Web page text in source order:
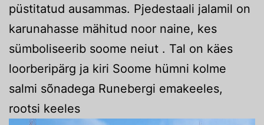
püstitatud ausammas. Pjedestaali jalamil on
karunahasse mähitud noor naine, kes
sümboliseerib soome neiut . Tal on käes
loorberipärg ja kiri Soome hümni kolme
salmi sõnadega Runebergi emakeeles,
rootsi keeles